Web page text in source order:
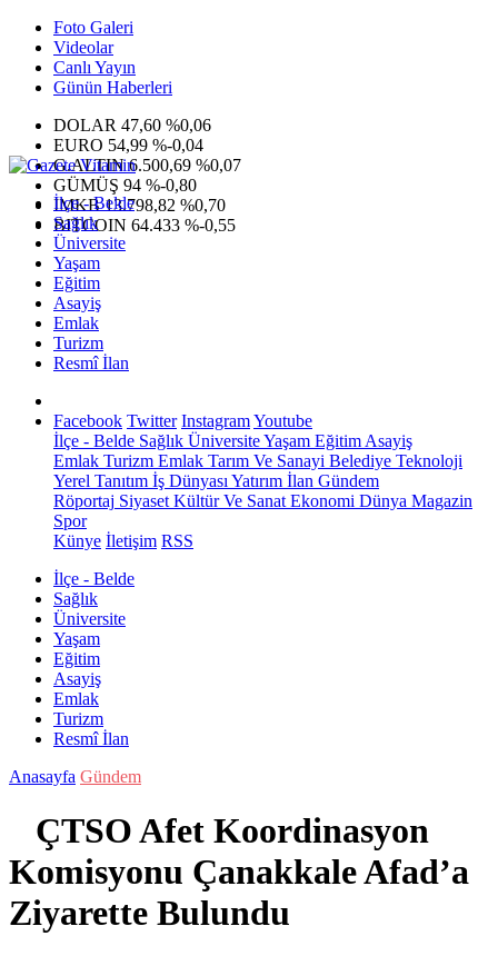
Foto Galeri
Videolar
Canlı Yayın
Günün Haberleri
DOLAR 47,60 %0,06
EURO 54,99 %-0,04
G.ALTIN6.500,69 %0,07
GÜMÜŞ 94 %-0,80
IMKB13.798,82 %0,70
BITCOIN 64.433 %-0,55
İlçe - Belde
Sağlık
Üniversite
Yaşam
Eğitim
Asayiş
Emlak
Turizm
Resmî İlan
Facebook Twitter InstagramYoutube
İlçe - Belde Sağlık ÜniversiteYaşam Eğitim Asayiş
Emlak Turizm Emlak Tarım Ve Sanayi Belediye Teknoloji
Yerel Tanıtım İş Dünyası Yatırım İlan Gündem
Röportaj Siyaset Kültür Ve Sanat Ekonomi Dünya Magazin
Spor
Künye İletişim RSS
İlçe - Belde
Sağlık
Üniversite
Yaşam
Eğitim
Asayiş
Emlak
Turizm
Resmî İlan
Anasayfa Gündem
ÇTSO Afet Koordinasyon
Komisyonu Çanakkale Afad’a
Ziyarette Bulundu